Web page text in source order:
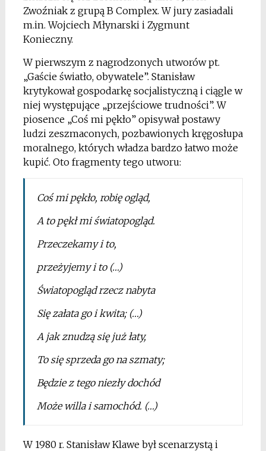
Zwoźniak z grupą B Complex. W jury zasiadali
m.in. Wojciech Młynarski i Zygmunt
Konieczny.
W pierwszym z nagrodzonych utworów pt.
„Gaście światło, obywatele”. Stanisław
krytykował gospodarkę socjalistyczną i ciągle w
niej występujące „przejściowe trudności”. W
piosence „Coś mi pękło” opisywał postawy
ludzi zeszmaconych, pozbawionych kręgosłupa
moralnego, których władza bardzo łatwo może
kupić. Oto fragmenty tego utworu:
Coś mi pękło, robię ogląd,
A to pękł mi światopogląd.
Przeczekamy i to,
przeżyjemy i to (…)
Światopogląd rzecz nabyta
Się załata go i kwita; (…)
A jak znudzą się już łaty,
To się sprzeda go na szmaty;
Będzie z tego niezły dochód
Może willa i samochód. (…)
W 1980 r. Stanisław Klawe był scenarzystą i